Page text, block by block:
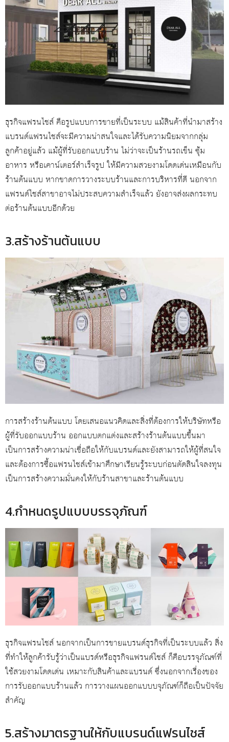
ธุรกิจแฟรนไชส์ คือรูปแบบการขายที่เป็นระบบ แม้สินค้าที่นำมาสร้าง
แบรนด์แฟรนไชส์จะมีความน่าสนใจและได้รับความนิยมจากกลุ่ม
ลูกค้าอยู่แล้ว แม้ผู้ที่รับออกแบบร้าน ไม่ว่าจะเป็นร้านรถเข็น ซุ้ม
อาหาร หรือเคาน์เตอร์สำเร็จรูป ให้มีความสวยงามโดดเด่นเหมือนกับ
ร้านต้นแบบ หากขาดการวางระบบร้านและการบริหารที่ดี นอกจาก
แฟรนด์ไชส์สาขาอาจไม่ประสบความสำเร็จแล้ว ยังอาจส่งผลกระทบ
ต่อร้านต้นแบบอีกด้วย
3.สร้างร้านต้นแบบ
การสร้างร้านต้นแบบ โดยเสนอแนวคิดและสิ่งที่ต้องการให้บริษัทหรือ
ผู้ที่รับออกแบบร้าน ออกแบบตกแต่งและสร้างร้านต้นแบบขึ้นมา
เป็นการสร้างความน่าเชื่อถือให้กับแบรนด์และยังสามารถให้ผู้ที่สนใจ
และต้องการซื้อแฟรนไชส์เข้ามาศึกษาเรียนรู้ระบบก่อนตัดสินใจลงทุน
เป็นการสร้างความมั่นคงให้กับร้านสาขาและร้านต้นแบบ
4.กำหนดรูปแบบบรรจุภัณฑ์
ธุรกิจแฟรนไชส์ นอกจากเป็นการขายแบรนด์ธุรกิจที่เป็นระบบแล้ว สิ่ง
ที่ทำให้ลูกค้ารับรู้ว่าเป็นแบรด์หรือธุรกิจแฟรนด์ไชส์ ก็คือบรรจุภัณฑ์ที่
ใช้สวยงามโดดเด่น เหมาะกับสินค้าและแบรนด์ ซึ่งนอกจากเรื่องของ
การรับออกแบบร้านแล้ว การวางแผนออกแบบบจุภัณฑ์ก็ถือเป็นปัจจัย
สำคัญ
5.สร้างมาตรฐานให้กับแบรนด์แฟรนไชส์